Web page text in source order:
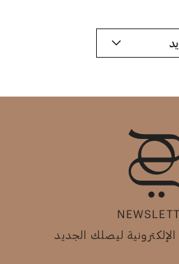
الإلكترونية ليصلك الجديد